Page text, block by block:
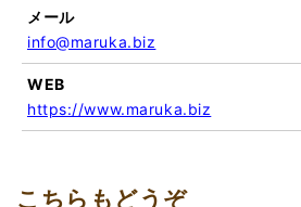
メール
info@maruka.biz
WEB
https://www.maruka.biz